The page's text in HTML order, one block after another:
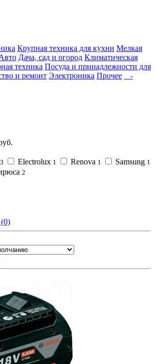
Крупная техника для кухни Мелкая
Дача, сад и огород Климатическая
техника Посуда и принадлежности для
и ремонт Электроника Прочее
-
3 Electrolux 1 Renova 1 Samsung 1
2